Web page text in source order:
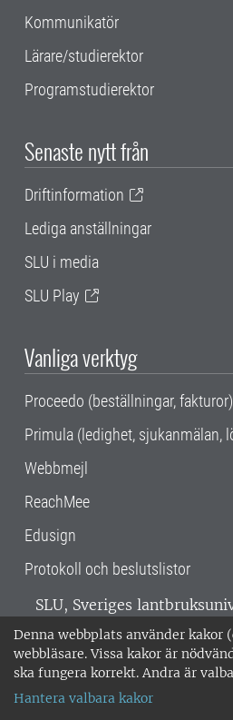
Denna webbplats använder kakor
webbläsare. Vissa kakor är
ska fungera korrekt. Andra är
Hantera valbara kakor
Kommunikatör
Lärare/studierektor
Programstudierektor
Senaste nytt från
Driftinformation
Lediga anställningar
SLU i media
SLU Play
Vanliga verktyg
Proceedo (beställningar, fakturor)
Primula (ledighet, sjukanmälan,
Webbmejl
ReachMee
Edusign
Protokoll och beslutslistor
SLU, Sveriges
verksamhet över hela
Alnarp, Uppsala och Umeå.
miljöcertifierat enligt ISO
018-67 10 00 • Org nr: